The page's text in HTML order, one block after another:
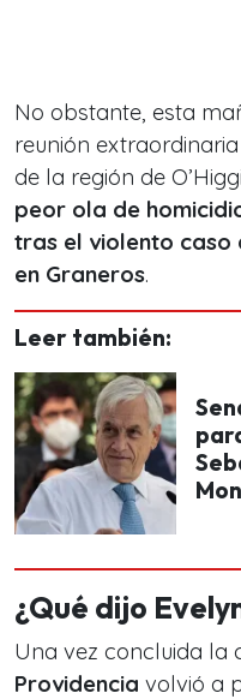
No obstante, esta
reunión
de la región de
peor ola de
tras el violento caso
en Graneros.
Leer también:
¿Qué dijo
Una vez concluida la
Providencia volvió a